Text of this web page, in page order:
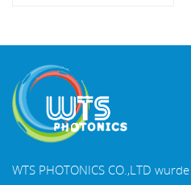
WTS PHOTONICS CO.,LTD